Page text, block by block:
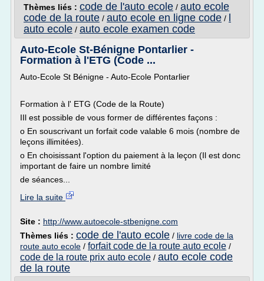
Thèmes liés : code de l'auto ecole / auto ecole
code de la route / auto ecole en ligne code /
auto ecole / auto ecole examen code
Auto-Ecole St-Bénigne Pontarlier -
Formation à l'ETG (Code ...
Auto-Ecole St Bénigne - Auto-Ecole Pontarlier
Formation à l' ETG (Code de la Route)
IIl est possible de vous former de différentes façons :
o En souscrivant un forfait code valable 6 mois (nombre de
leçons illimitées).
o En choisissant l'option du paiement à la leçon (Il est donc
important de faire un nombre limité
de séances...
Lire la suite
Site : http://www.autoecole-stbenigne.com
Thèmes liés : code de l'auto ecole / livre code de la
route auto ecole / forfait code de la route auto ecole /
code de la route prix auto ecole / auto ecole code
de la route